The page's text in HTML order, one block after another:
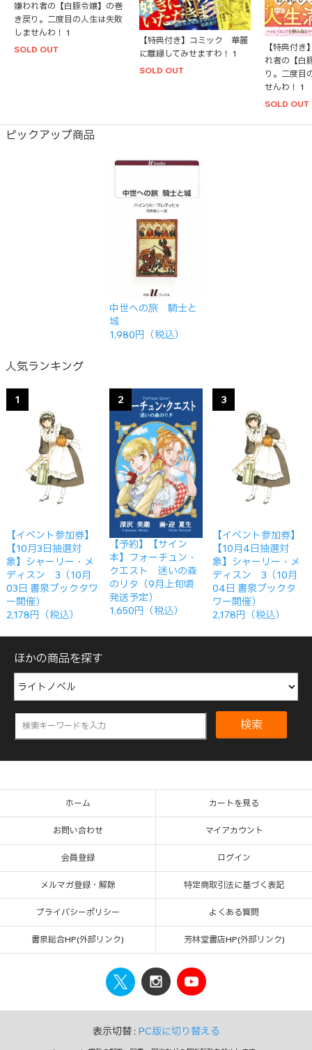
嫌われ者の【白豚令嬢】の巻
き戻り。二度目の人生は失敗
しませんわ！ 1
SOLD OUT
【特典付き】コミック 華麗
に離縁してみせますわ！ 1
SOLD OUT
【特典付
れ者の【白
り。二度目
せんわ！ 1
SOLD OUT
ピックアップ商品
中世への旅 騎士と
城
1,980円（税込）
人気ランキング
1
【イベント参加券】
【10月3日抽選対
象】シャーリー・メ
ディスン 3（10月
03日 書泉ブックタワ
ー開催）
2,178円（税込）
2
【予約】【サイン
本】フォーチュン・
クエスト 迷いの森
のリタ（9月上旬頃
発送予定）
1,650円（税込）
3
【イベント参加券】
【10月4日抽選対
象】シャーリー・メ
ディスン 3（10月
04日 書泉ブックタ
ワー開催）
2,178円（税込）
ほかの商品を探す
検索
ホーム カートを見る
お問い合わせ マイアカウント
会員登録 ログイン
メルマガ登録・解除 特定商取引法に基づく表記
プライバシーポリシー よくある質問
書泉総合HP(外部リンク) 芳林堂書店HP(外部リンク)
表示切替 : PC版に切り替える